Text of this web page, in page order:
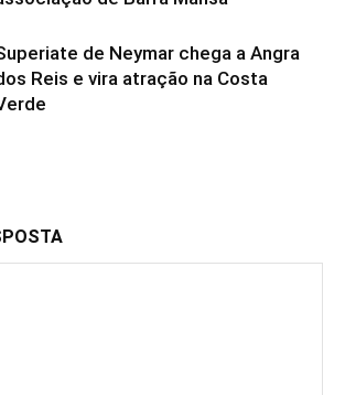
de Neymar chega a Angra
Reis e vira atração na Costa